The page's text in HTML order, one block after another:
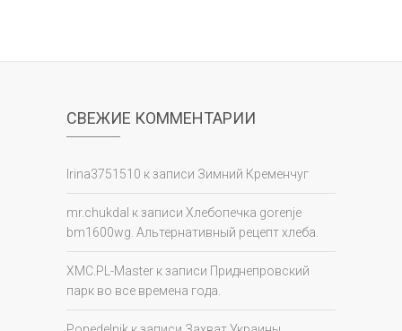
СВЕЖИЕ КОММЕНТАРИИ
Irina3751510 к записи Зимний Кременчуг
mr.chukdal к записи Хлебопечка gorenje
bm1600wg. Альтернативный рецепт хлеба.
XMC.PL-Master к записи Приднепровский
парк во все времена года.